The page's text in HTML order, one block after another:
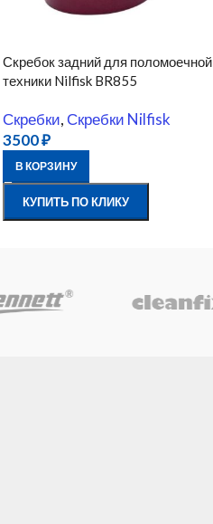
Скребок задний для поломоечной
техники Nilfisk BR855
Скребки, Скребки Nilfisk
3500₽
В КОРЗИНУ
КУПИТЬ ПО КЛИКУ